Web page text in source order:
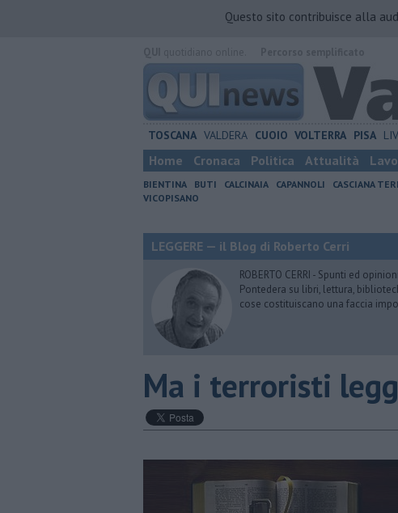
Questo sito contribuisce alla
TOSCANA VALDERA CUOIO VOLTERRA PISA
Home Cronaca Politica Attualità
BIENTINA BUTI CALCINAIA CAPANNOLI CASCIANA
VICOPISANO
LEGGERE — il Blog di Roberto Cerri
ROBERTO CERRI - Spunti ed
Pontedera su libri, lettura,
cose costituiscano una faccia
Ma i terroristi